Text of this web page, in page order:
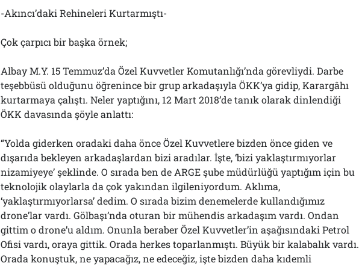
-Akıncı’daki Rehineleri Kurtarmıştı-
Çok çarpıcı bir başka örnek;
Albay M.Y. 15 Temmuz’da Özel Kuvvetler Komutanlığı’nda görevliydi. Darbe
teşebbüsü olduğunu öğrenince bir grup arkadaşıyla ÖKK’ya gidip, Karargâhı
kurtarmaya çalıştı. Neler yaptığını, 12 Mart 2018’de tanık olarak dinlendiği
ÖKK davasında şöyle anlattı:
“Yolda giderken oradaki daha önce Özel Kuvvetlere bizden önce giden ve
dışarıda bekleyen arkadaşlardan bizi aradılar. İşte, ‘bizi yaklaştırmıyorlar
nizamiyeye’ şeklinde. O sırada ben de ARGE şube müdürlüğü yaptığım için bu
teknolojik olaylarla da çok yakından ilgileniyordum. Aklıma,
‘yaklaştırmıyorlarsa’ dedim. O sırada bizim denemelerde kullandığımız
drone’lar vardı. Gölbaşı’nda oturan bir mühendis arkadaşım vardı. Ondan
gittim o drone’u aldım. Onunla beraber Özel Kuvvetler’in aşağısındaki Petrol
Ofisi vardı, oraya gittik. Orada herkes toparlanmıştı. Büyük bir kalabalık vardı.
Orada konuştuk, ne yapacağız, ne edeceğiz, işte bizden daha kıdemli